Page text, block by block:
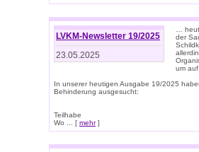
LVKM-Newsletter 19/2025
23.05.2025
…
der
um
In unserer heutigen Ausgabe 19/2025
Behinderung ausgesucht:
Teilhabe
Wo ... [ mehr]